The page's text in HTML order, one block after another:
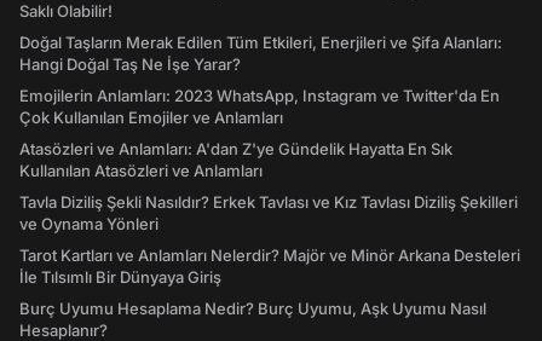
Saklı Olabilir!
Doğal Taşların Merak Edilen Tüm Etkileri, Enerjileri ve Şifa Alanları:
Hangi Doğal Taş Ne İşe Yarar?
Emojilerin Anlamları: 2023 WhatsApp, Instagram ve Twitter'da En
Çok Kullanılan Emojiler ve Anlamları
Atasözleri ve Anlamları: A'dan Z'ye Gündelik Hayatta En Sık
Kullanılan Atasözleri ve Anlamları
Tavla Diziliş Şekli Nasıldır? Erkek Tavlası ve Kız Tavlası Diziliş Şekilleri
ve Oynama Yönleri
Tarot Kartları ve Anlamları Nelerdir? Majör ve Minör Arkana Desteleri
İle Tılsımlı Bir Dünyaya Giriş
Burç Uyumu Hesaplama Nedir? Burç Uyumu, Aşk Uyumu Nasıl
Hesaplanır?